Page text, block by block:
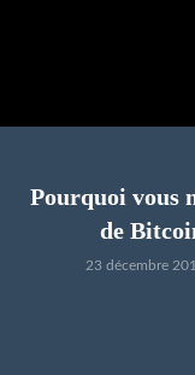
Pourquoi vous
de
23 décembre